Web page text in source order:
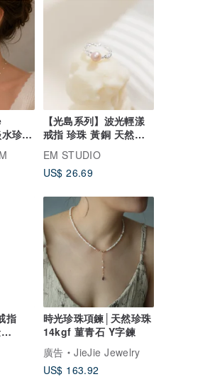
珍珠
【光島系列】波光輕漾
戒指 珍珠 黃銅 天然珍
珠 淡水珍珠 手作
EM STUDIO
US$ 26.69
指
時光珍珠項鍊│天然珍珠
14kgf 菫青石 Y字鍊
廣告
JieJie Jewelry
US$ 163.92